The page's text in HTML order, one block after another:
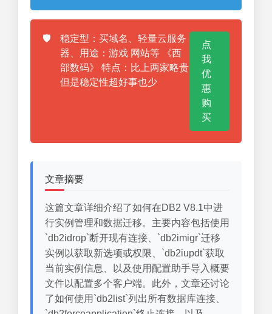
🛡️
稳定型：买域名、轻量云服务
器、用途：游戏 网站等 《西
部数码》 特点：比上两家略贵
但是稳定性超好事也少
点
我
优
惠
购
买
文章摘要
这篇文章详细介绍了如何在DB2 V8.1中进
行实例管理和数据迁移。主要内容包括使用
`db2idrop`断开现有连接、`db2imigr`迁移
实例以获取新选项或权限、`db2iupdt`获取
当前实例信息、以及使用配置助手导入概要
文件以配置多个客户端。此外，文章还讨论
了如何使用`db2list`列出所有数据库连接、